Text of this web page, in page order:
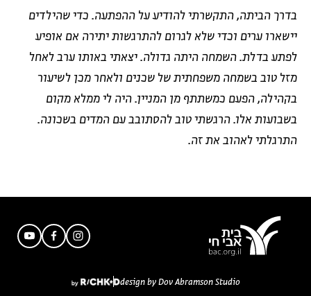
בדרך הביתה, התקשרתי להודיע על ההפתעה. כדי שהילדים
יישארו ערים וכדי שלא לגרום להתרגשות יתירה אם אופיע
לפתע בדלת. השמחה היתה גדולה. יצאתי באותו ערב לאחל
מזל טוב בשמחה משפחתית של שכנים ולאחר מכן לשיעור
בקהילה, הפעם כמשתתף מן המניין. היה לי ממלא מקום
בשבועות אלו. הרגשתי טוב להסתובב עם המדים בשכונה.
התרגלתי לאהוב את זה.
design by Dov Abramson Studio